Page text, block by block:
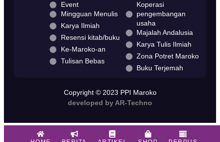
Event
Mingguan Menulis
Karya Ilmiah
Resensi kitab/buku
Ke-Maroko-an
Tulisan Bebas
Koperasi
pengembangan
usaha
Majalah Andalusia
Karya Tulis Ilmiah
Zona Potret Maroko
Buku Terjemah
Copyright © 2023 PPI Maroko
developed by AR-Techno